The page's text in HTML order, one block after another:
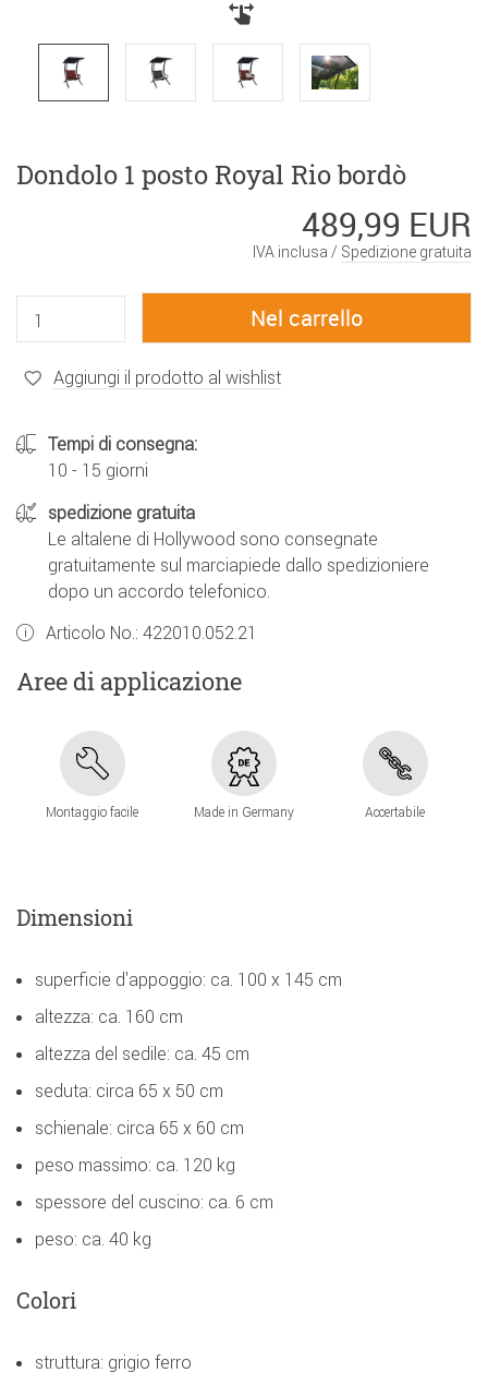
Dondolo 1 posto Royal Rio bordò
489,99 EUR
IVA inclusa / Spedizione gratuita
Aggiungi il prodotto al wishlist
Tempi di consegna:
10 - 15 giorni
spedizione gratuita
Le altalene di Hollywood sono consegnate
gratuitamente sul marciapiede dallo spedizioniere
dopo un accordo telefonico.
Articolo No.: 422010.052.21
Aree di applicazione
Montaggio facile Made in Germany Accertabile
Dimensioni
superficie d'appoggio: ca. 100 x 145 cm
altezza: ca. 160 cm
altezza del sedile: ca. 45 cm
seduta: circa 65 x 50 cm
schienale: circa 65 x 60 cm
peso massimo: ca. 120 kg
spessore del cuscino: ca. 6 cm
peso: ca. 40 kg
Colori
struttura: grigio ferro